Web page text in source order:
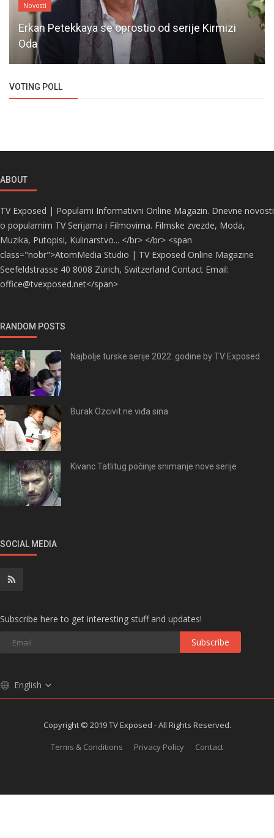
Novosti
Erkan Petekkaya se oprostio od serije Kirmizi
Oda
VOTING POLL
ABOUT
TV Exposed | Popularni Informativni Online Magazin. Dnevne novosti
o popularnim TV Serijama i Filmovima. Filmske zvezde, Moda,
Muzika, Putopisi, Kulinarstvo... </br> </br> <span
class="nobr">AtomMedia Studio | TV Exposed Online Magazine
Seefeldstrasse 40 8008 Zürich, Switzerland Contact Email:
office@tvexposed.net</span>
RANDOM POSTS
Najbolje turske serije 2022. godine by TV Exposed
Burak Ozcivit ne viđa sina
Kivanc Tatlitug počinje snimanje nove serije
SOCIAL MEDIA
Subscribe here to get interesting stuff and updates!
Subscribe
English
Copyright © 2019 TV Exposed - All Rights Reserved.
Terms & Conditions
Privacy Policy Contact